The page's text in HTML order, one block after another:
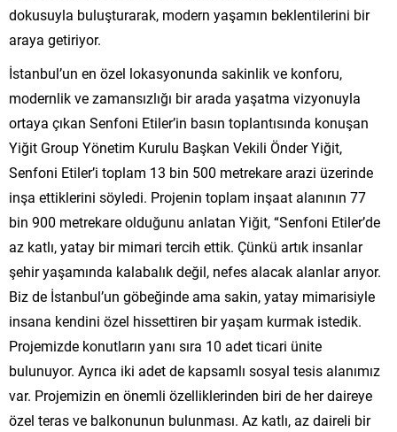
dokusuyla buluşturarak, modern yaşamın beklentilerini bir
araya getiriyor.
İstanbul’un en özel lokasyonunda sakinlik ve konforu,
modernlik ve zamansızlığı bir arada yaşatma vizyonuyla
ortaya çıkan Senfoni Etiler’in basın toplantısında konuşan
Yiğit Group Yönetim Kurulu Başkan Vekili Önder Yiğit,
Senfoni Etiler’i toplam 13 bin 500 metrekare arazi üzerinde
inşa ettiklerini söyledi. Projenin toplam inşaat alanının 77
bin 900 metrekare olduğunu anlatan Yiğit, “Senfoni Etiler’de
az katlı, yatay bir mimari tercih ettik. Çünkü artık insanlar
şehir yaşamında kalabalık değil, nefes alacak alanlar arıyor.
Biz de İstanbul’un göbeğinde ama sakin, yatay mimarisiyle
insana kendini özel hissettiren bir yaşam kurmak istedik.
Projemizde konutların yanı sıra 10 adet ticari ünite
bulunuyor. Ayrıca iki adet de kapsamlı sosyal tesis alanımız
var. Projemizin en önemli özelliklerinden biri de her daireye
özel teras ve balkonunun bulunması. Az katlı, az daireli bir